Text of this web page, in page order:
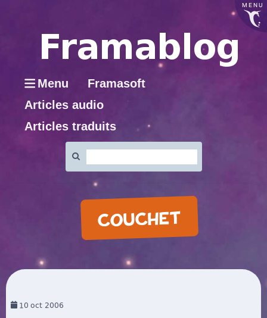
MENU
Menu
Framasoft
Articles audio
Articles traduits
:
COUCHET
10 oct 2006